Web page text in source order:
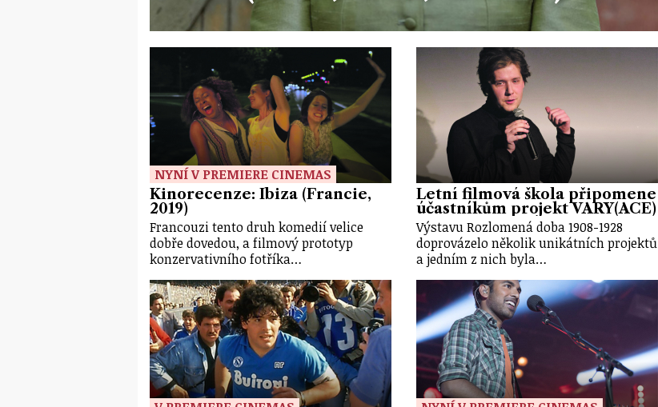
NYNÍ V PREMIERE CINEMAS
Kinorecenze: Ibiza (Francie,
2019)
Francouzi tento druh komedií velice
dobře dovedou, a filmový prototyp
konzervativního fotříka…
Letní filmová škola připomene
účastníkům projekt VARY(ACE)
Výstavu Rozlomená doba 1908-1928
doprovázelo několik unikátních projektů
a jedním z nich byla…